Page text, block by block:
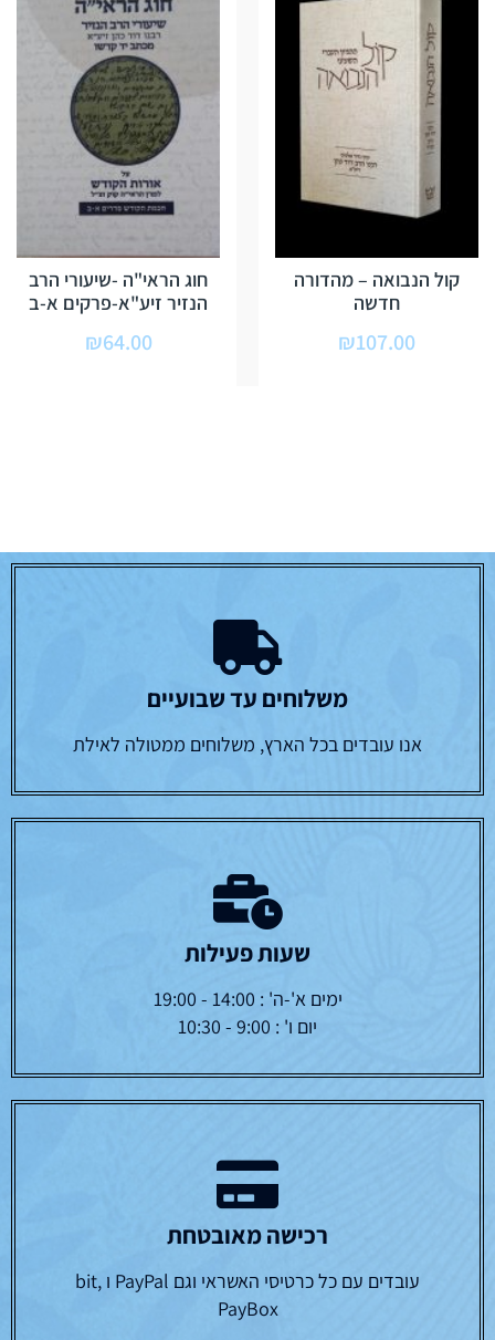
קול הנבואה – מהדורה
חדשה
₪107.00
חוג הראי"ה -שיעורי הרב
הנזיר זיע"א-פרקים א-ב
₪64.00
משלוחים עד שבועיים
אנו עובדים בכל הארץ, משלוחים ממטולה לאילת
שעות פעילות
ימים א'-ה' : 14:00 - 19:00
יום ו' : 9:00 - 10:30
רכישה מאובטחת
עובדים עם כל כרטיסי האשראי וגם PayPal ו bit,
PayBox